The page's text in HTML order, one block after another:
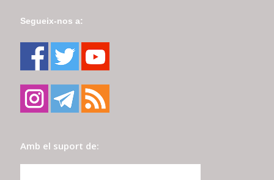
Segueix-nos a:
Amb el suport de: